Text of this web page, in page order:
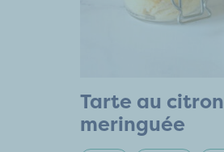
Tarte au citron
meringuée